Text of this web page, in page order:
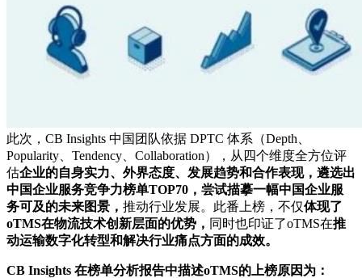
此次，CB Insights 中国团队依据 DPTC 体系（Depth、
Popularity、Tendency、Collaboration），从四个维度全方位评
估企业的自身实力、外界态度、发展趋势和合作表现， 遴选出
中国企业服务竞争力榜单TOP70，尝试描摹一幅中国企业服
务可及的未来图景， 推动行业发展。此番上榜，不仅体现了
oTMS在物流技术创新层面的优势， 同时也印证了oTMS在推
动运输数字化转型和解决行业痛点方面的成效。
CB Insights 在榜单分析报告中描述oTMS的上榜原因为：